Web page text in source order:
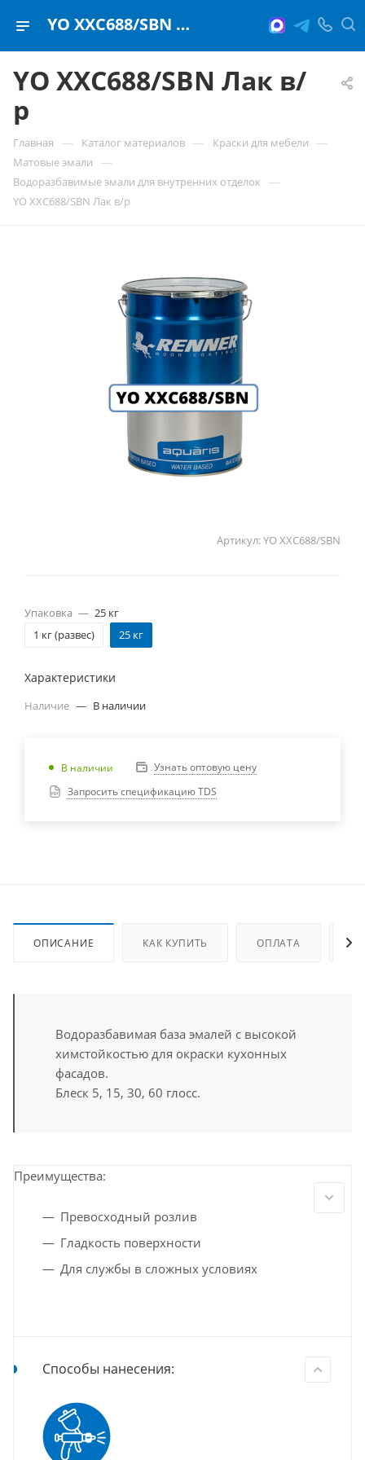
YO XXC688/SBN Лак в/р
YO XXC688/SBN Лак в/
р
Главная — Каталог материалов — Краски для мебели —
Матовые эмали —
Водоразбавимые эмали для внутренних отделок —
YO XXC688/SBN Лак в/р
Артикул:YO XXC688/SBN
Упаковка — 25 кг
1 кг (развес)
25 кг
Характеристики
Наличие — В наличии
В наличии
Узнать оптовую цену
Запросить спецификацию TDS
ОПИСАНИЕ КАК КУПИТЬ ОПЛАТА
Водоразбавимая база эмалей с высокой
химстойкостью для окраски кухонных
фасадов.
Блеск 5, 15, 30, 60 глосс.
Преимущества:
Превосходный розлив
Гладкость поверхности
Для службы в сложных условиях
Способы нанесения: